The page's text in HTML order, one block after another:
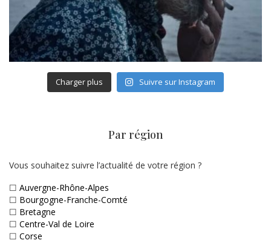
Charger plus Suivre sur Instagram
Par région
Vous souhaitez suivre l’actualité de votre région ?
☐ Auvergne-Rhône-Alpes
☐ Bourgogne-Franche-Comté
☐ Bretagne
☐ Centre-Val de Loire
☐ Corse